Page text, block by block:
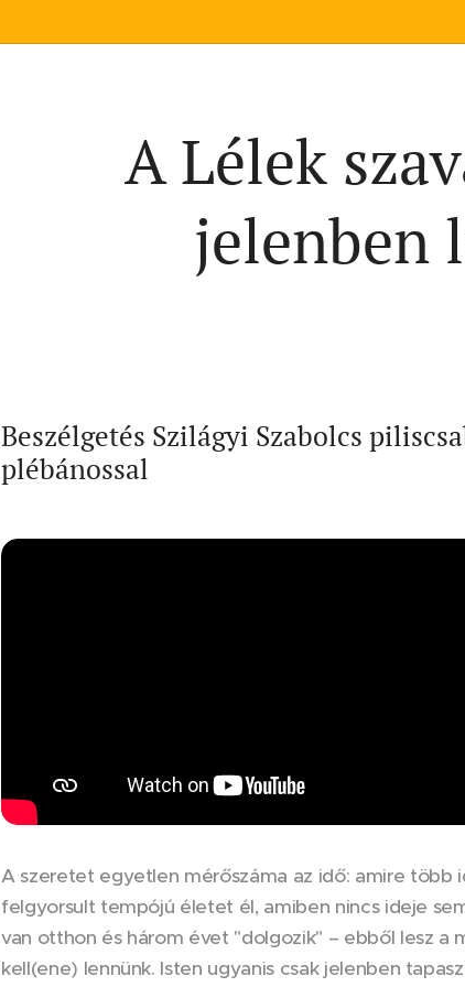
A Lélek
jelenben
Beszélgetés Szilágyi Szabolcs
plébánossal
A szeretet egyetlen mérőszáma az idő: amire
felgyorsult tempójú életet él, amiben nincs ideje
van otthon és három évet "dolgozik" – ebből lesz a
kell(ene) lennünk. Isten ugyanis csak jelenben